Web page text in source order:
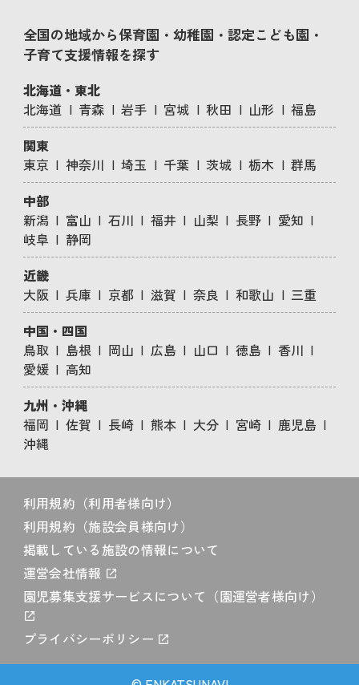
全国の地域から保育園・幼稚園・認定こども園・
子育て支援情報を探す
北海道・東北
北海道
青森 岩手 宮城 秋田 山形
福島
関東
東京
神奈川 埼玉 千葉 茨城 栃木
群馬
中部
新潟
富山 石川 福井 山梨 長野
愛知
岐阜
静岡
近畿
大阪
兵庫 京都 滋賀 奈良 和歌山
三重
中国・四国
鳥取
島根 岡山 広島 山口 徳島
香川
愛媛
高知
九州・沖縄
福岡
佐賀 長崎 熊本 大分 宮崎
鹿児島
沖縄
利用規約（利用者様向け）
利用規約（施設会員様向け）
掲載している施設の情報について
運営会社情報
園児募集支援サービスについて（園運営者様向け）
プライバシーポリシー